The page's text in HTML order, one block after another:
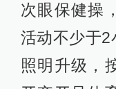
次眼保健操
活动不少于2
照明升级，